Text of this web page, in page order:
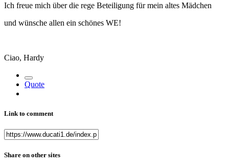
Ich freue mich über die rege Beteiligung für mein altes Mädchen
und wünsche allen ein schönes WE!
Ciao, Hardy
Quote
Link to comment
Share on other sites